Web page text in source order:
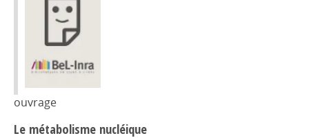
ouvrage
Le métabolisme nucléique